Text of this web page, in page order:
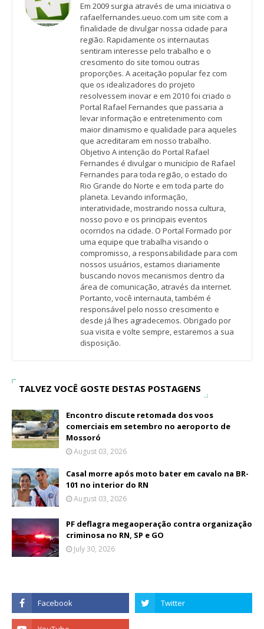
Em 2009 surgia através de uma iniciativa o
rafaelfernandes.ueuo.com um site com a
finalidade de divulgar nossa cidade para
região. Rapidamente os internautas
sentiram interesse pelo trabalho e o
crescimento do site tomou outras
proporções. A aceitação popular fez com
que os idealizadores do projeto
resolvessem inovar e em 2010 foi criado o
Portal Rafael Fernandes que passaria a
levar informação e entretenimento com
maior dinamismo e qualidade para aqueles
que acreditaram em nosso trabalho.
Objetivo A intenção do Portal Rafael
Fernandes é divulgar o município de Rafael
Fernandes para toda região, o estado do
Rio Grande do Norte e em toda parte do
planeta. Levando informação,
interatividade, mostrando nossa cultura,
nosso povo e os principais eventos
ocorridos na cidade. O Portal Formado por
uma equipe que trabalha visando o
compromisso, a responsabilidade para com
nossos usuários, estamos diariamente
buscando novos mecanismos dentro da
área de comunicação, através da internet.
Portanto, você internauta, também é
responsável pelo nosso crescimento e
desde já lhes agradecemos. Obrigado por
sua visita e volte sempre, estaremos a sua
disposição.
TALVEZ VOCÊ GOSTE DESTAS POSTAGENS
Encontro discute retomada dos voos
comerciais em setembro no aeroporto de
Mossoró
August 03, 2026
Casal morre após moto bater em cavalo na BR-
101 no interior do RN
August 03, 2026
PF deflagra megaoperação contra organização
criminosa no RN, SP e GO
July 30, 2026